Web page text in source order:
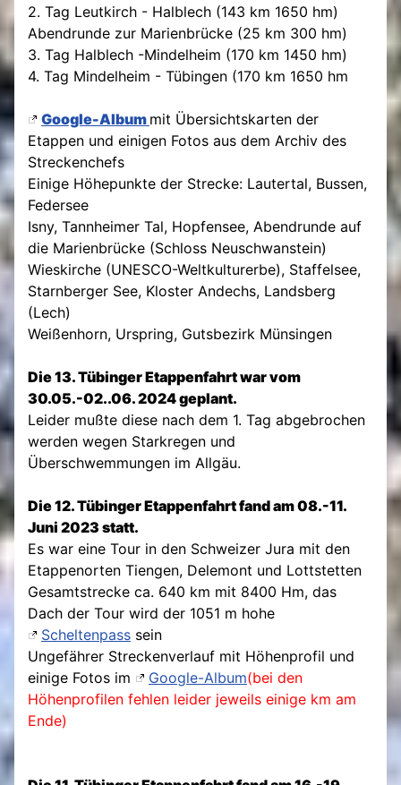
2. Tag Leutkirch - Halblech (143 km 1650 hm)
Abendrunde zur Marienbrücke (25 km 300 hm)
3. Tag Halblech -Mindelheim (170 km 1450 hm)
4. Tag Mindelheim - Tübingen (170 km 1650 hm
Google-Album mit Übersichtskarten der
Etappen und einigen Fotos aus dem Archiv des
Streckenchefs
Einige Höhepunkte der Strecke: Lautertal, Bussen,
Federsee
Isny, Tannheimer Tal, Hopfensee, Abendrunde auf
die Marienbrücke (Schloss Neuschwanstein)
Wieskirche (UNESCO-Weltkulturerbe), Staffelsee,
Starnberger See, Kloster Andechs, Landsberg
(Lech)
Weißenhorn, Urspring, Gutsbezirk Münsingen
Die 13. Tübinger Etappenfahrt war vom
30.05.-02..06. 2024 geplant.
Leider mußte diese nach dem 1. Tag abgebrochen
werden wegen Starkregen und
Überschwemmungen im Allgäu.
Die 12. Tübinger Etappenfahrt fand am 08.-11.
Juni 2023 statt.
Es war eine Tour in den Schweizer Jura mit den
Etappenorten Tiengen, Delemont und Lottstetten
Gesamtstrecke ca. 640 km mit 8400 Hm, das
Dach der Tour wird der 1051 m hohe
Scheltenpass sein
Ungefährer Streckenverlauf mit Höhenprofil und
einige Fotos im
Google-Album(bei den
Höhenprofilen fehlen leider jeweils einige km am
Ende)